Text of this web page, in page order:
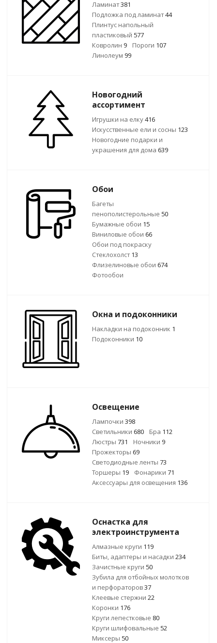
Ламинат381
Подложка под ламинат44
Плинтус напольный
пластиковый 577
Ковролин 9 Пороги 107
Линолеум 99
Новогодний
ассортимент
Игрушки на елку416
Искусственные ели и сосны 123
Новогодние подарки и
украшения для дома 639
Обои
Багеты
пенополистерольные 50
Бумажные обои 15
Виниловые обои 66
Обои под покраску
Стеклохолст13
Флизелиновые обои 674
Фотообои
Окна и подоконники
Накладки на подоконник 1
Подоконники 10
Освещение
Лампочки 398
Светильники 680 Бра 112
Люстры 731 Ночники 9
Прожекторы 69
Светодиодные ленты 73
Торшеры 19 Фонарики 71
Аксессуары для освещения 136
Оснастка для
электроинструмента
Алмазные круги 119
Биты, адаптеры и насадки 234
Зачистные круги 50
Зубила для отбойных молотков
и перфораторов37
Клеевые стержни 22
Коронки 176
Круги лепестковые 80
Круги шлифовальные 52
Миксеры 50